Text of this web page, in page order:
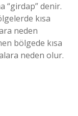
“girdap” denir.
kısa
neden
bölgede kısa
neden olur.